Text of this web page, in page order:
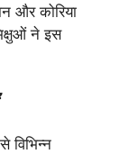
और कोरिया
ने इस
विभिन्न